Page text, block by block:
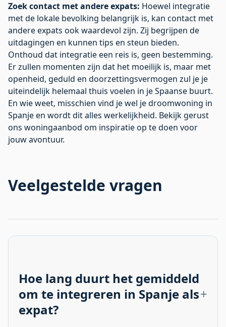
Zoek contact met andere expats: Hoewel integratie
met de lokale bevolking belangrijk is, kan contact met
andere expats ook waardevol zijn. Zij begrijpen de
uitdagingen en kunnen tips en steun bieden.
Onthoud dat integratie een reis is, geen bestemming.
Er zullen momenten zijn dat het moeilijk is, maar met
openheid, geduld en doorzettingsvermogen zul je je
uiteindelijk helemaal thuis voelen in je Spaanse buurt.
En wie weet, misschien vind je wel je droomwoning in
Spanje en wordt dit alles werkelijkheid. Bekijk gerust
ons woningaanbod om inspiratie op te doen voor
jouw avontuur.
Veelgestelde vragen
Hoe lang duurt het gemiddeld
om te integreren in Spanje als
expat?